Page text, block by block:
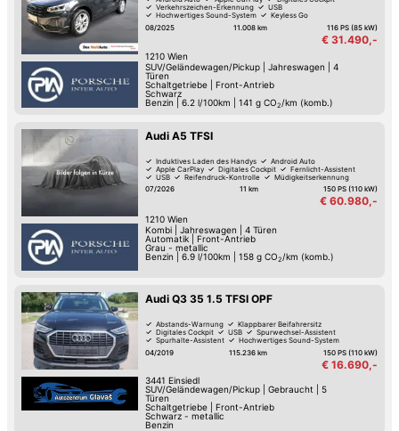
Verkehrszeichen-Erkennung
USB
Hochwertiges Sound-System
Keyless Go
08/2025 11.008 km 116 PS (85 kW)
€ 31.490,-
1210 Wien
SUV/Geländewagen/Pickup| Jahreswagen
4
Türen
Schaltgetriebe| Front-Antrieb
Schwarz
Benzin
6.2 l/100km 141 g CO2 /km (komb.)
Audi A5 TFSI
Induktives Laden des Handys
Android Auto
Apple CarPlay
Digitales Cockpit
Fernlicht-Assistent
USB
Reifendruck-Kontrolle
Müdigkeitserkennung
07/2026
11 km 150 PS (110 kW)
€ 60.980,-
1210 Wien
Kombi| Jahreswagen
4 Türen
Automatik|
Front-Antrieb
Grau - metallic
Benzin
6.9 l/100km 158 g CO2/km (komb.)
Audi Q3 35 1.5 TFSI OPF
Abstands-Warnung
Klappbarer Beifahrersitz
Digitales Cockpit
USB
Spurwechsel-Assistent
Spurhalte-Assistent
Hochwertiges Sound-System
04/2019 115.236 km 150 PS (110 kW)
€ 16.690,-
3441 Einsiedl
SUV/Geländewagen/Pickup| Gebraucht
5
Türen
Schaltgetriebe| Front-Antrieb
Schwarz - metallic
Benzin